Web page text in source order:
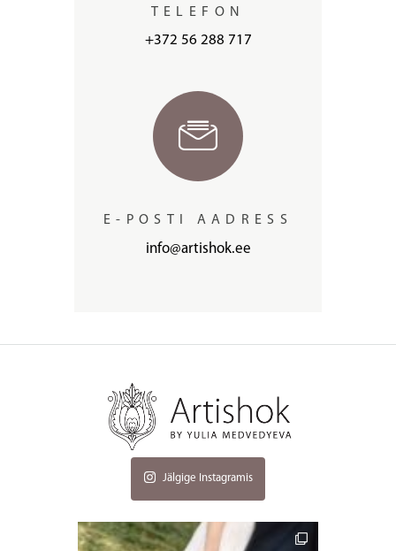
TELEFON
+372 56 288 717
E-POSTI AADRESS
info@artishok.ee
Jälgige Instagramis
artishokflow